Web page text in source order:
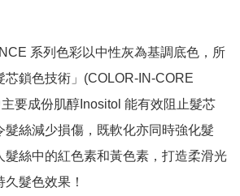
系列色彩以中性灰為基調底色，所
芯鎖色技術」(COLOR-IN-CORE
要成份肌醇Inositol 能有效阻止髮芯
髮絲減少損傷，既軟化亦同時強化髮
髮絲中的紅色素和黃色素，打造柔滑光
髮色效果！